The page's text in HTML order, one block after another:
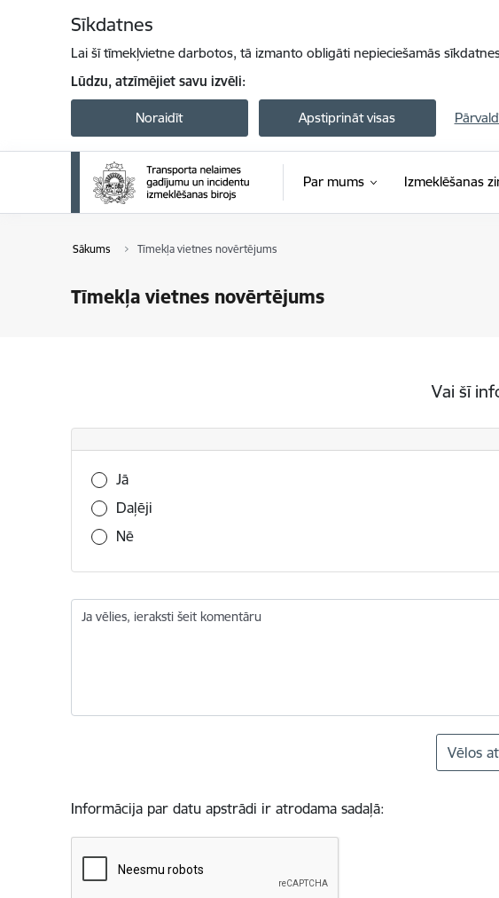
Sīkdatnes
Lai šī tīmekļvietne darbotos, tā izmanto obligāti nepieciešamās
Lūdzu, atzīmējiet savu izvēli:
Noraidīt Apstiprināt visas
Par mums Izmeklēšanas
Sākums Tīmekļa vietnes novērtējums
Tīmekļa vietnes novērtējums
Vai šī
Vai šī informācija bija noderīga?
Jā
Daļēji
Nē
Ja vēlies, ieraksti šeit komentāru
Vēlos
Informācija par datu apstrādi ir atrodama sadaļā: